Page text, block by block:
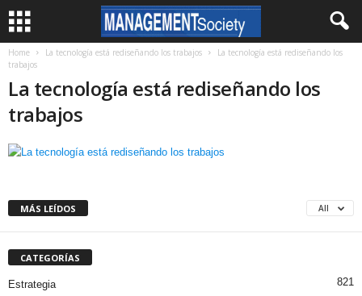
Home La tecnología está rediseñando los trabajos
La tecnología está rediseñando los
trabajos
La tecnología está rediseñando los
trabajos
MÁS LEÍDOS All
CATEGORÍAS
Estrategia 821